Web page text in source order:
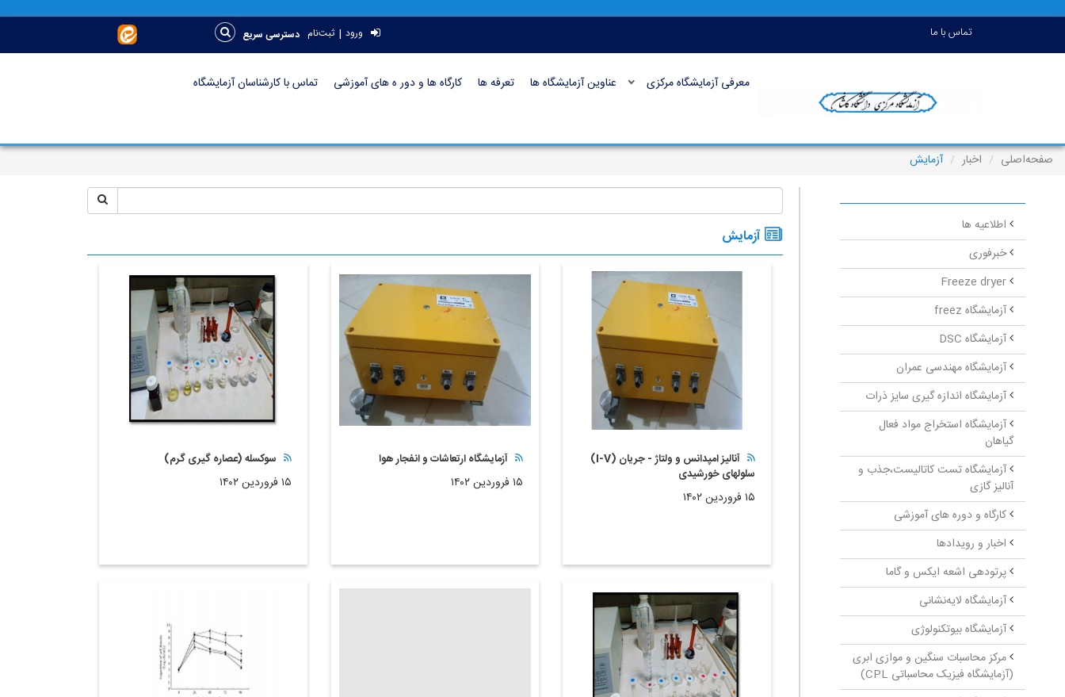
تماس با ما ورود | ثبت‌نام دسترسی سریع
معرفی آزمایشگاه مرکزی عناوین آزمایشگاه ها تعرفه ها کارگاه ها و دور ه های آموزشی تماس با کارشناسان آزمایشگاه
صفحه‌اصلی اخبار آزمایش
آزمایش
آنالیز امپدانس و ولتاژ - جریان (I-V)
سلولهای خورشیدی
۱۵ فروردین ۱۴۰۲
آزمایشگاه ارتعاشات و انفجار هوا
۱۵ فروردین ۱۴۰۲
سوکسله (عصاره گیری گرم)
۱۵ فروردین ۱۴۰۲
اطلاعیه ها
خبرفوری
Freeze dryer
آزمایشگاه freez
آزمایشگاه DSC
آزمایشگاه مهندسی عمران
آزمایشگاه اندازه گیری سایز ذرات
آزمایشگاه استخراج مواد فعال
گیاهان
آزمایشگاه تست کاتالیست،جذب و
آنالیز گازی
کارگاه و دوره های آموزشی
اخبار و رویدادها
پرتودهی اشعه ایکس و گاما
آزمایشگاه لایه‌نشانی
آزمایشگاه بیوتکنولوژی
مرکز محاسبات سنگین و موازی ابری
(آزمایشگاه فیزیک محاسباتی CPL)